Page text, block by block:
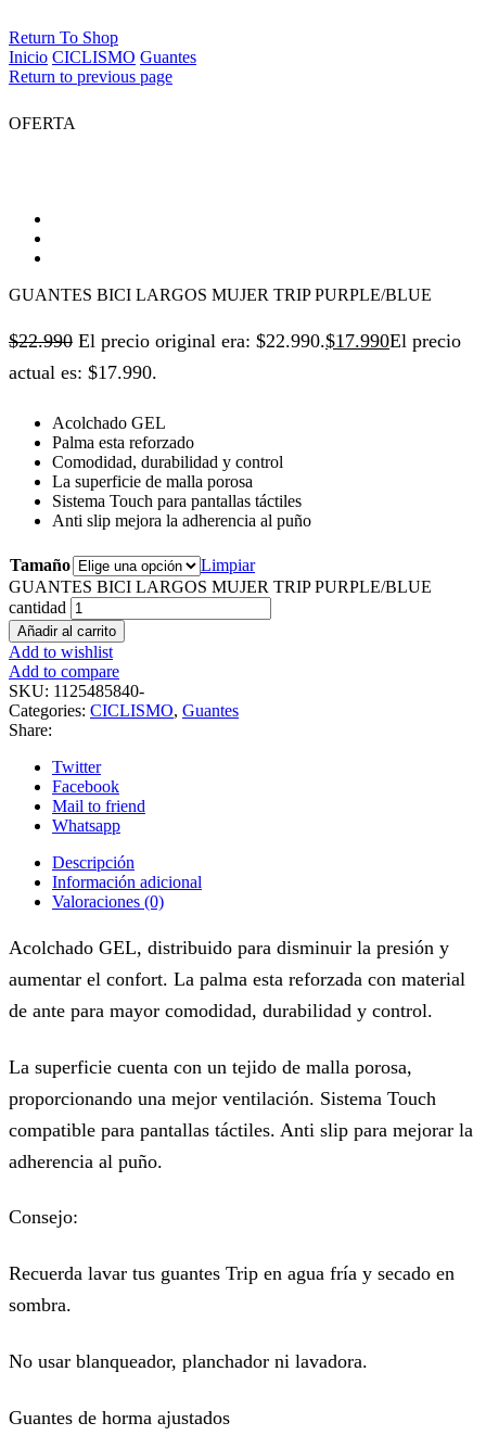
Return To Shop
Inicio CICLISMO Guantes
Return to previous page
OFERTA
GUANTES BICI LARGOS MUJER TRIP PURPLE/BLUE
$22.990 El precio original era: $22.990.$17.990El precio
actual es: $17.990.
Acolchado GEL
Palma esta reforzado
Comodidad, durabilidad y control
La superficie de malla porosa
Sistema Touch para pantallas táctiles
Anti slip mejora la adherencia al puño
Tamaño
Limpiar
GUANTES BICI LARGOS MUJER TRIP PURPLE/BLUE
cantidad
Añadir al carrito
Add to wishlist
Add to compare
SKU: 1125485840-
Categories: CICLISMO, Guantes
Share:
Twitter
Facebook
Mail to friend
Whatsapp
Descripción
Información adicional
Valoraciones (0)
Acolchado GEL, distribuido para disminuir la presión y
aumentar el confort. La palma esta reforzada con material
de ante para mayor comodidad, durabilidad y control.
La superficie cuenta con un tejido de malla porosa,
proporcionando una mejor ventilación. Sistema Touch
compatible para pantallas táctiles. Anti slip para mejorar la
adherencia al puño.
Consejo:
Recuerda lavar tus guantes Trip en agua fría y secado en
sombra.
No usar blanqueador, planchador ni lavadora.
Guantes de horma ajustados